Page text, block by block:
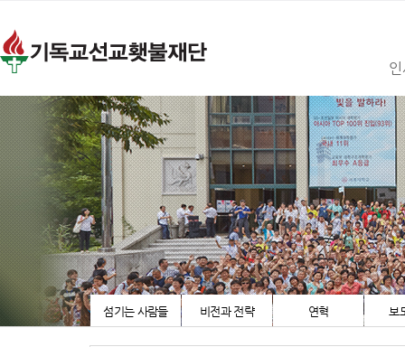
섬기는 사람들 비전과 전략 연혁 보